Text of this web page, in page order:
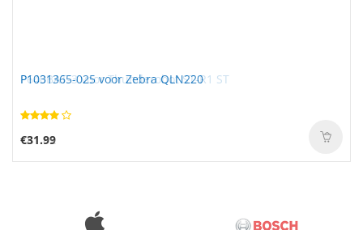
P1031365-025 voor Zebra QLN220
€31.99